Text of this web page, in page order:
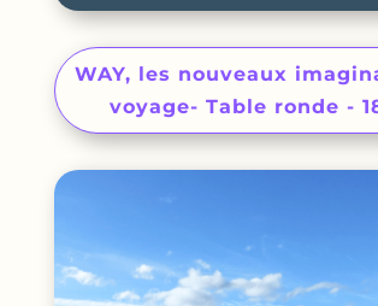
WAY, les nouveaux
voyage- Table ronde -